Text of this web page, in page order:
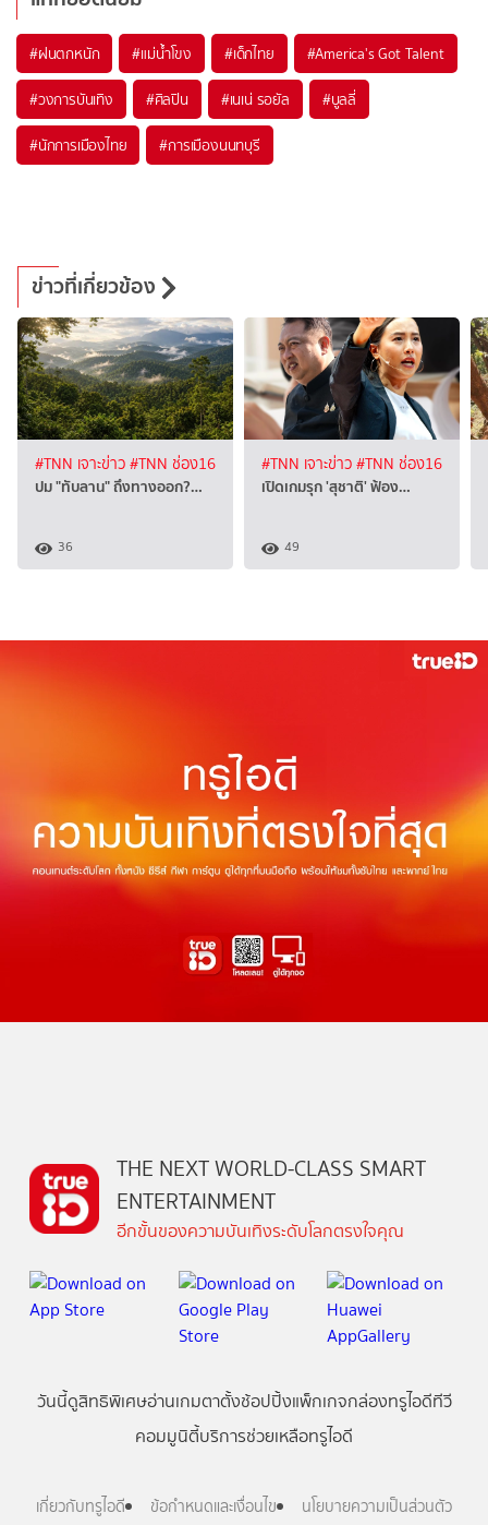
#ฝนตกหนัก #แม่น้ำโขง #เด็กไทย #America's Got Talent
#วงการบันเทิง #ศิลปิน #เนเน่ รอยัล #บูลลี่
#นักการเมืองไทย #การเมืองนนทบุรี
ข่าวที่เกี่ยวข้อง
#TNN เจาะข่าว#TNN ช่อง16
ปม "ทับลาน" ถึงทางออก?…
36
#TNN เจาะข่าว#TNN ช่อง16
เปิดเกมรุก 'สุชาติ' ฟ้อง…
49
THE NEXT WORLD-CLASS SMART
ENTERTAINMENT
อีกขั้นของความบันเทิงระดับโลกตรงใจคุณ
วันนี้ดูสิทธิพิเศษอ่านเกมตาตั้งช้อปปิ้งแพ็กเกจกล่องทรูไอดีทีวี
คอมมูนิตี้บริการช่วยเหลือทรูไอดี
เกี่ยวกับทรูไอดี ข้อกำหนดและเงื่อนไข นโยบายความเป็นส่วนตัว